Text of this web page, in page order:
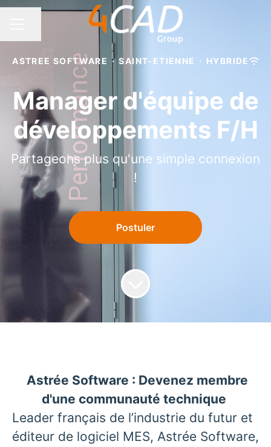
Partager la page
ASTREE SOFTWARE · SAINT-ETIENNE · HYBRIDE
Manager d'équipe de
développements F/H
Partageons plus qu'une simple connexion
!
Postuler
Astrée Software : Devenez membre
d'une communauté technique
Leader français de l’industrie du futur et
éditeur de logiciel MES, Astrée Software,